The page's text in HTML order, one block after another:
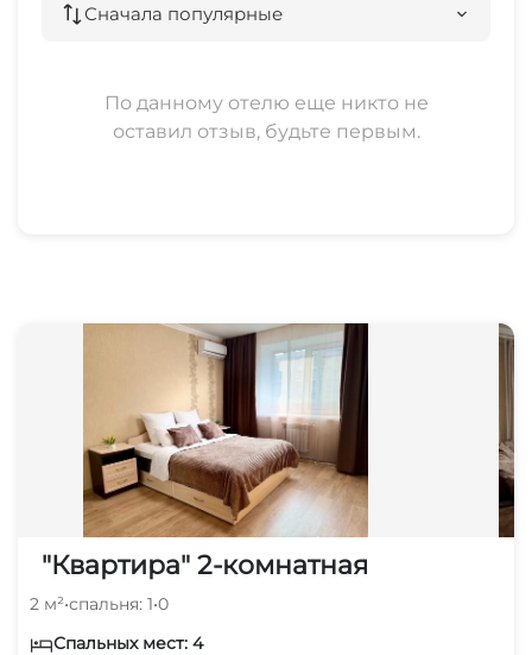
Сначала популярные
По данному отелю еще никто не
оставил отзыв, будьте первым.
"Квартира" 2-комнатная
2 м²•спальня: 1•0
Спальных мест: 4